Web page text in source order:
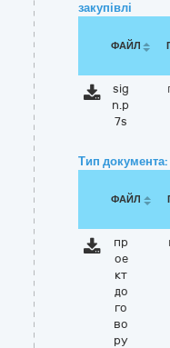
закупівлі
ФАЙЛ
sig
n.p
7s
Тип
ФАЙЛ
пр
ое
кт
до
го
во
ру